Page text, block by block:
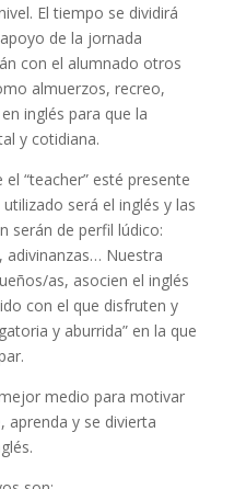
El tiempo se dividirá
de la jornada
con el alumnado otros
almuerzos, recreo,
inglés para que la
y cotidiana.
“teacher” esté presente
será el inglés y las
serán de perfil lúdico:
adivinanzas… Nuestra
as, asocien el inglés
con el que disfruten y
y aburrida” en la que
medio para motivar
aprenda y se divierta